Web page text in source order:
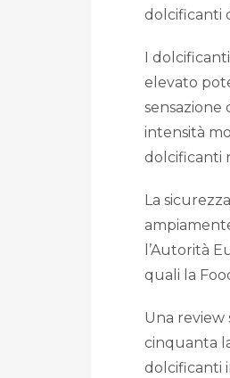
dolcificanti
I
elevato
sensazione
intensità
dolcificanti
La
l’Autorità
quali la
Una
cinquanta
dolcificanti